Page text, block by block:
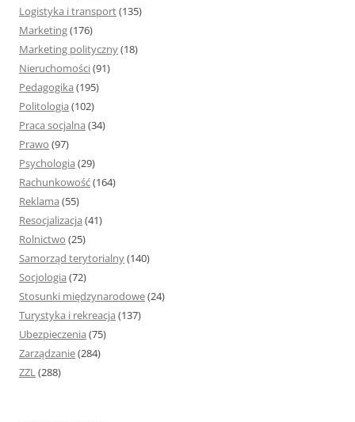
Logistyka i transport(135)
Marketing(176)
Marketing polityczny(18)
Nieruchomości(91)
Pedagogika (195)
Politologia (102)
Praca socjalna (34)
Prawo (97)
Psychologia (29)
Rachunkowość(164)
Reklama (55)
Resocjalizacja (41)
Rolnictwo (25)
Samorząd terytorialny(140)
Socjologia (72)
Stosunki międzynarodowe(24)
Turystyka i rekreacja (137)
Ubezpieczenia (75)
Zarządzanie(284)
ZZL(288)